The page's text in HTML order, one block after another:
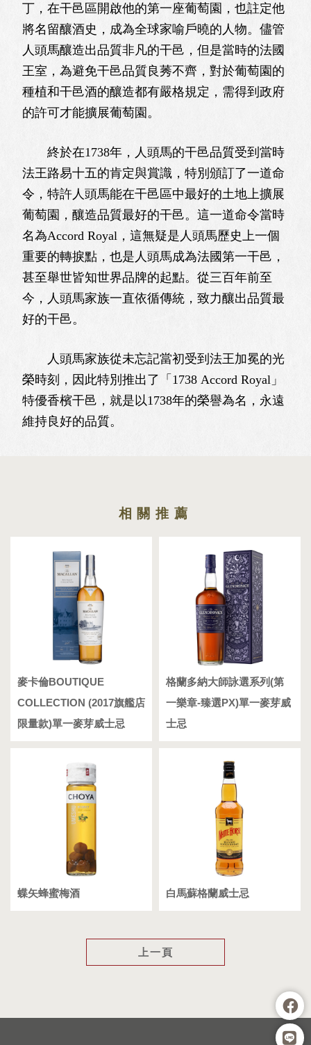
丁，在干邑區開啟他的第一座葡萄園，也註定他
將名留釀酒史，成為全球家喻戶曉的人物。儘管
人頭馬釀造出品質非凡的干邑，但是當時的法國
王室，為避免干邑品質良莠不齊，對於葡萄園的
種植和干邑酒的釀造都有嚴格規定，需得到政府
的許可才能擴展葡萄園。
終於在1738年，人頭馬的干邑品質受到當時
法王路易十五的肯定與賞識，特別頒訂了一道命
令，特許人頭馬能在干邑區中最好的土地上擴展
葡萄園，釀造品質最好的干邑。這一道命令當時
名為Accord Royal，這無疑是人頭馬歷史上一個
重要的轉捩點，也是人頭馬成為法國第一干邑，
甚至舉世皆知世界品牌的起點。從三百年前至
今，人頭馬家族一直依循傳統，致力釀出品質最
好的干邑。
人頭馬家族從未忘記當初受到法王加冕的光
榮時刻，因此特別推出了「1738 Accord Royal」
特優香檳干邑，就是以1738年的榮譽為名，永遠
維持良好的品質。
麥卡倫BOUTIQUE
COLLECTION (2017旗艦店
限量款)單一麥芽威士忌
格蘭多納大師詠選系列(第
一樂章-臻選PX)單一麥芽威
士忌
蝶矢蜂蜜梅酒 白馬蘇格蘭威士忌
上一頁